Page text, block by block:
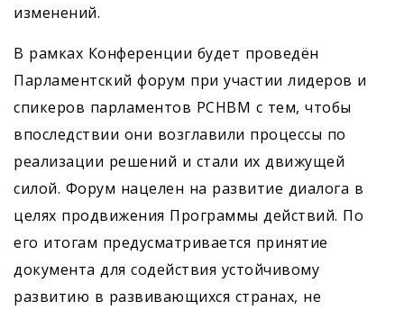
изменений.
В рамках Конференции будет проведён
Парламентский форум при участии лидеров и
спикеров парламентов РСНВМ с тем, чтобы
впоследствии они возглавили процессы по
реализации решений и стали их движущей
силой. Форум нацелен на развитие диалога в
целях продвижения Программы действий. По
его итогам предусматривается принятие
документа для содействия устойчивому
развитию в развивающихся странах, не